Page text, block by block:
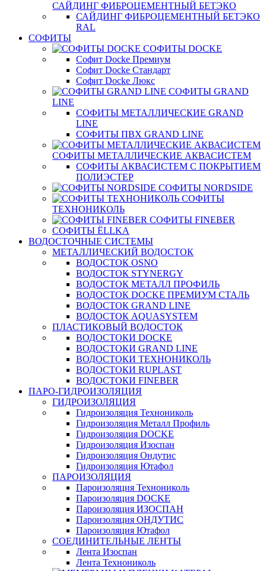
САЙДИНГ ФИБРОЦЕМЕНТНЫЙ БЕТЭКО
САЙДИНГ ФИБРОЦЕМЕНТНЫЙ БЕТЭКО
RAL
СОФИТЫ
СОФИТЫ DOCKE
Софит Docke Премиум
Софит Docke Стандарт
Софит Docke Люкс
СОФИТЫ GRAND
LINE
СОФИТЫ МЕТАЛЛИЧЕСКИЕ GRAND
LINE
СОФИТЫ ПВХ GRAND LINE
СОФИТЫ МЕТАЛЛИЧЕСКИЕ АКВАСИСТЕМ
СОФИТЫ АКВАСИСТЕМ С ПОКРЫТИЕМ
ПОЛИЭСТЕР
СОФИТЫ NORDSIDE
СОФИТЫ
ТЕХНОНИКОЛЬ
СОФИТЫ FINEBER
СОФИТЫ ЁLLKA
ВОДОСТОЧНЫЕ СИСТЕМЫ
МЕТАЛЛИЧЕСКИЙ ВОДОСТОК
ВОДОСТОК OSNO
ВОДОСТОК STYNERGY
ВОДОСТОК МЕТАЛЛ ПРОФИЛЬ
ВОДОСТОК DOCKE ПРЕМИУМ СТАЛЬ
ВОДОСТОК GRAND LINE
ВОДОСТОК AQUASYSTEM
ПЛАСТИКОВЫЙ ВОДОСТОК
ВОДОСТОКИ DOCKE
ВОДОСТОКИ GRAND LINE
ВОДОСТОКИ ТЕХНОНИКОЛЬ
ВОДОСТОКИ RUPLAST
ВОДОСТОКИ FINEBER
ПАРО-ГИДРОИЗОЛЯЦИЯ
ГИДРОИЗОЛЯЦИЯ
Гидроизоляция Технониколь
Гидроизоляция Металл Профиль
Гидроизоляция DOCKE
Гидроизоляция Изоспан
Гидроизоляция Ондутис
Гидроизоляция Ютафол
ПАРОИЗОЛЯЦИЯ
Пароизоляция Технониколь
Пароизоляция DOCKE
Пароизоляция ИЗОСПАН
Пароизоляция ОНДУТИС
Пароизоляция Ютафол
СОЕДИНИТЕЛЬНЫЕ ЛЕНТЫ
Лента Изоспан
Лента Технониколь